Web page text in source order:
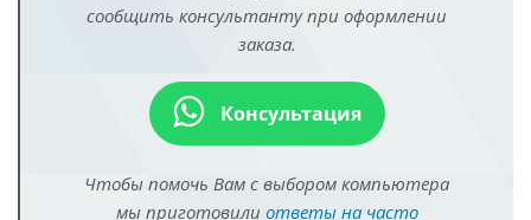
сообщить консультанту при оформлении
заказа.
Консультация
Чтобы помочь Вам с выбором компьютера
мы приготовили ответы на часто